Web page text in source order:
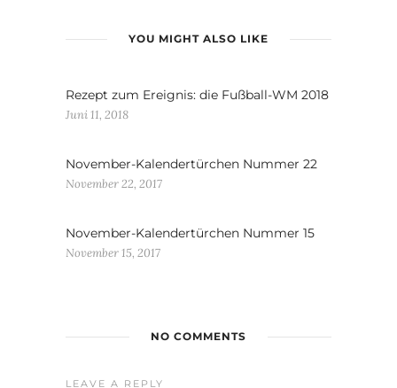
YOU MIGHT ALSO LIKE
Rezept zum Ereignis: die Fußball-WM 2018
Juni 11, 2018
November-Kalendertürchen Nummer 22
November 22, 2017
November-Kalendertürchen Nummer 15
November 15, 2017
NO COMMENTS
LEAVE A REPLY